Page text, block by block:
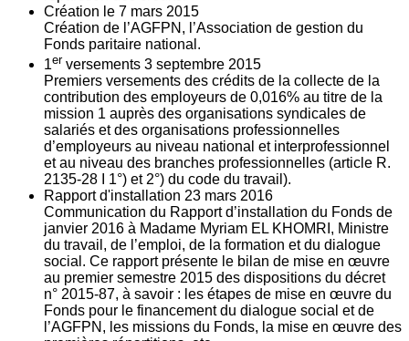
Création le 7 mars 2015
Création de l’AGFPN, l’Association de gestion du
Fonds paritaire national.
1er versements 3 septembre 2015
Premiers versements des crédits de la collecte de la
contribution des employeurs de 0,016% au titre de la
mission 1 auprès des organisations syndicales de
salariés et des organisations professionnelles
d’employeurs au niveau national et interprofessionnel
et au niveau des branches professionnelles (article R.
2135‐28 I 1°) et 2°) du code du travail).
Rapport d'installation 23 mars 2016
Communication du Rapport d’installation du Fonds de
janvier 2016 à Madame Myriam EL KHOMRI, Ministre
du travail, de l’emploi, de la formation et du dialogue
social. Ce rapport présente le bilan de mise en œuvre
au premier semestre 2015 des dispositions du décret
n° 2015-87, à savoir : les étapes de mise en œuvre du
Fonds pour le financement du dialogue social et de
l’AGFPN, les missions du Fonds, la mise en œuvre des